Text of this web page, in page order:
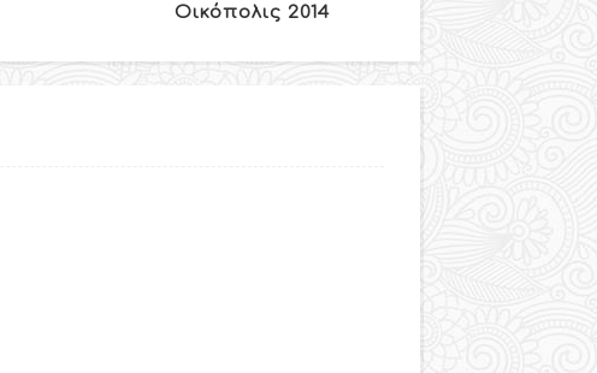
Οικόπολις 2014